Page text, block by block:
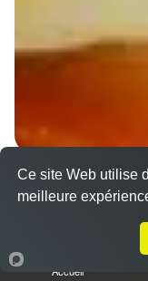
Wraps Chicken
8.50 €
Accueil
Ce site Web utilise
meilleure